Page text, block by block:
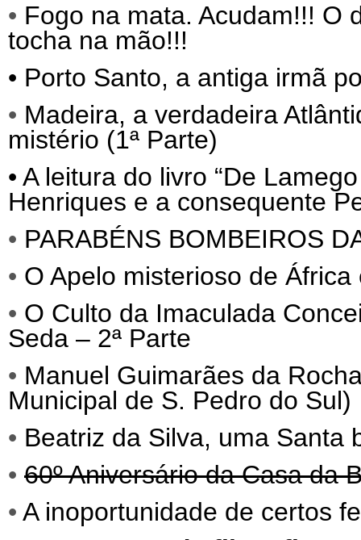
• Fogo na mata. Acudam!!! O
tocha na mão!!!
• Porto Santo, a antiga irmã
• Madeira, a verdadeira
mistério (1ª Parte)
• A leitura do livro “De
Henriques e a consequente
• PARABÉNS BOMBEIROS
• O Apelo misterioso de
• O Culto da Imaculada
Seda – 2ª Parte
• Manuel Guimarães da
Municipal de S. Pedro do Sul)
• Beatriz da Silva, uma Santa
• 60º Aniversário da Casa da
• A inoportunidade de certos